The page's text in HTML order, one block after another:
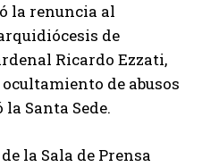
la renuncia al
de
Ricardo Ezzati,
de abusos
Santa Sede.
la Sala de Prensa